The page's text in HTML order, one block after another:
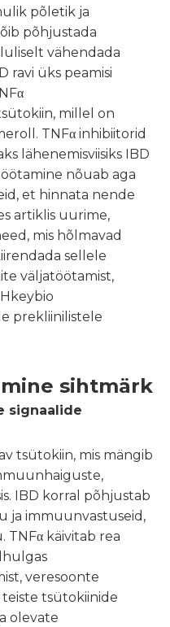
põletik ja
põhjustada
vähendada
ravi üks peamisi
millel on
TNFα inhibiitorid
lähenemisviisiks IBD
nõuab aga
et hinnata nende
artiklis uurime,
mis hõlmavad
sellele
väljatöötamist,
prekliinilistele
sihtmärk
signaalide
tsütokiin, mis mängib
IBD korral põhjustab
ja immuunvastuseid,
TNFα käivitab rea
veresoonte
tsütokiinide
olevate